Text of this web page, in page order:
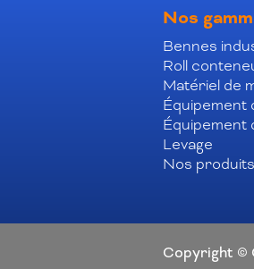
Nos
Bennes
Roll
Matériel de
Équipement
Équipement
Levage
Nos
Copyright ©